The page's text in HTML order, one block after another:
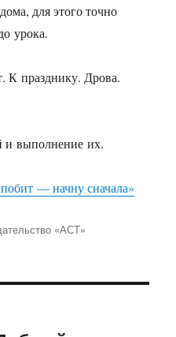
для этого точно
урока.
К празднику. Дрова.
и выполнение их.
— начну сначала»
«АСТ»